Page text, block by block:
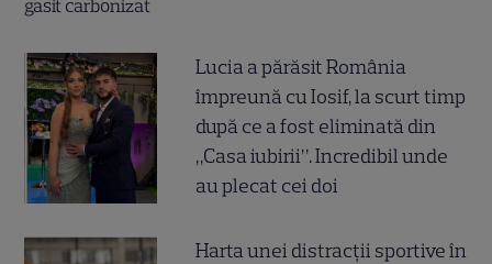
Lucia a părăsit România
împreună cu Iosif, la scurt timp
după ce a fost eliminată din
„Casa iubirii”. Incredibil unde
au plecat cei doi
Harta unei distracții sportive în